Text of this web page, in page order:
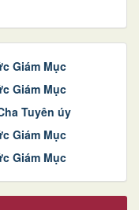
Giám Mục
Giám Mục
Tuyên úy
Giám Mục
Giám Mục